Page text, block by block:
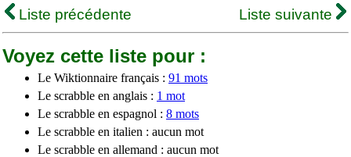
Liste précédente
Liste suivante
Voyez cette liste pour :
Le Wiktionnaire français : 91 mots
Le scrabble en anglais : 1 mot
Le scrabble en espagnol : 8 mots
Le scrabble en italien : aucun mot
Le scrabble en allemand : aucun mot